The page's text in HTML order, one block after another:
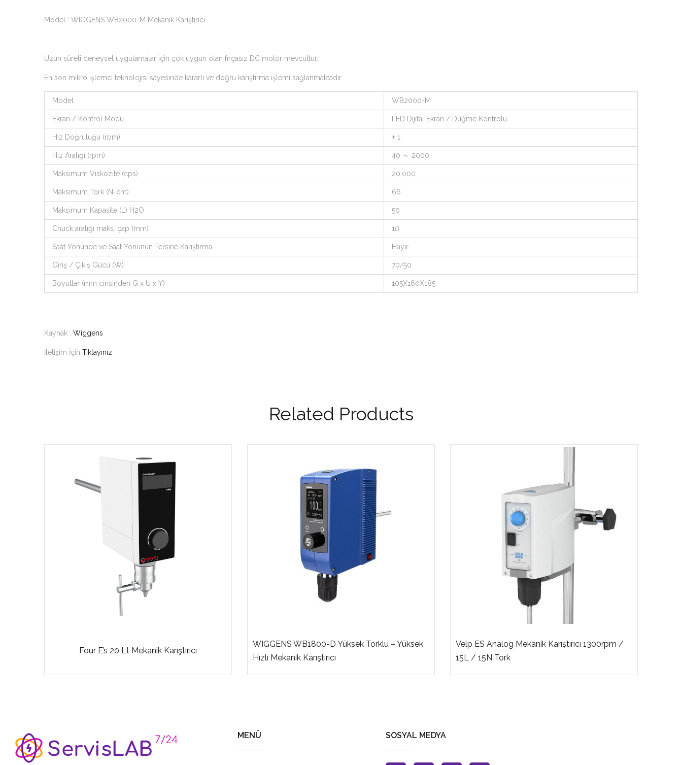
Model : WIGGENS WB2000-M Mekanik Karıştırıcı
Uzun süreli deneysel uygulamalar için çok uygun olan fırçasız DC motor mevcuttur.
En son mikro işlemci teknolojisi sayesinde kararlı ve doğru karıştırma işlemi sağlanmaktadır.
Model WB2000-M
Ekran / Kontrol Modu LED Dijital Ekran / Düğme Kontrolü
Hız Doğruluğu (rpm) ± 1
Hız Aralığı (rpm) 40 ～ 2000
Maksimum Viskozite (cps) 20.000
Maksimum Tork (N-cm) 66
Maksimum Kapasite (L) H2O 50
Chuck aralığı maks. çap (mm) 10
Saat Yönünde ve Saat Yönünün Tersine Karıştırma Hayır
Giriş / Çıkış Gücü (W) 70/50
Boyutlar (mm cinsinden G x U x Y) 105X160X185
Kaynak : Wiggens
İletişim İçin Tıklayınız
Related Products
Four E’s 20 Lt Mekanik Karıştırıcı
WIGGENS WB1800-D Yüksek Torklu – Yüksek
Hızlı Mekanik Karıştırıcı
Velp ES Analog Mekanik Karıştırıcı 1300rpm /
15L / 15N Tork
MENÜ SOSYAL MEDYA